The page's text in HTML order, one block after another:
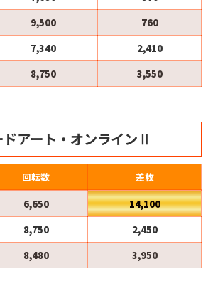
9,500
760
7,340
2,410
8,750 3,550
アート・オンラインⅡ
回転数
差枚
6,650
14,100
8,750
2,450
8,480 3,950